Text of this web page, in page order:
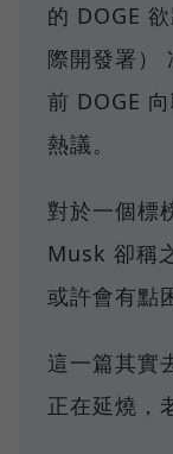
的 DOGE
際開發署）
前 DOGE
熱議。
對於一個標
Musk 卻稱
或許會有點
這一篇其實
正在延燒，